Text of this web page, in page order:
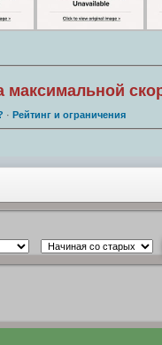
максимальной
·Рейтинг и ограничения